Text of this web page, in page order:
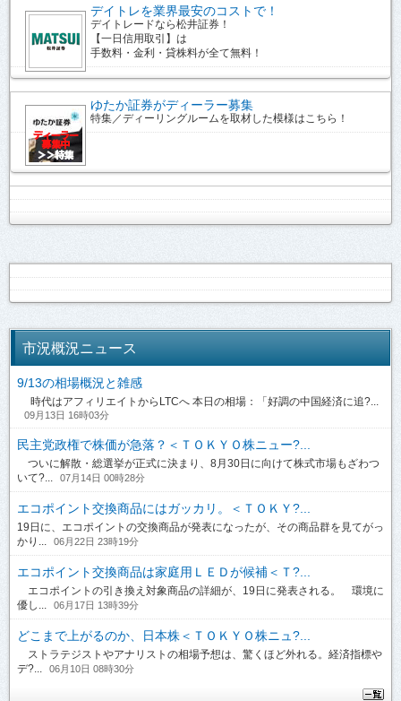
デイトレを業界最安のコストで！
デイトレードなら松井証券！
【一日信用取引】は
手数料・金利・貸株料が全て無料！
ゆたか証券がディーラー募集
特集／ディーリングルームを取材した模様はこちら！
市況概況ニュース
9/13の相場概況と雑感
時代はアフィリエイトからLTCへ 本日の相場：「好調の中国経済に追?...
09月13日 16時03分
民主党政権で株価が急落？＜ＴＯＫＹＯ株ニュー?...
ついに解散・総選挙が正式に決まり、8月30日に向けて株式市場もざわつ
いて?...
07月14日 00時28分
エコポイント交換商品にはガッカリ。＜ＴＯＫＹ?...
19日に、エコポイントの交換商品が発表になったが、その商品群を見てがっ
かり...
06月22日 23時19分
エコポイント交換商品は家庭用ＬＥＤが候補＜Ｔ?...
エコポイントの引き換え対象商品の詳細が、19日に発表される。 環境に
優し...
06月17日 13時39分
どこまで上がるのか、日本株＜ＴＯＫＹＯ株ニュ?...
ストラテジストやアナリストの相場予想は、驚くほど外れる。経済指標や
デ?...
06月10日 08時30分